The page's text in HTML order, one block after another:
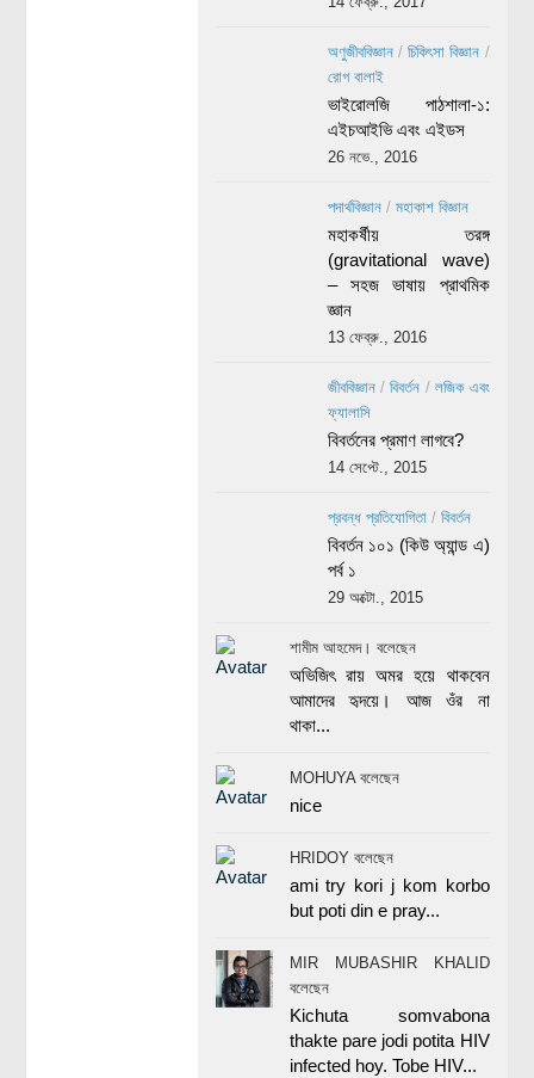
অণুজীববিজ্ঞান/চিকিৎসা বিজ্ঞান /
রোগ বালাই
ভাইরোলজি পাঠশালা-১:
এইচআইভি এবং এইডস
26 নভে., 2016
পদার্থবিজ্ঞান/ মহাকাশ বিজ্ঞান
মহাকর্ষীয় তরঙ্গ
(gravitational wave)
– সহজ ভাষায় প্রাথমিক
জ্ঞান
13 ফেব্রু., 2016
জীববিজ্ঞান/বিবর্তন /লজিক এবং
ফ্যালাসি
বিবর্তনের প্রমাণ লাগবে?
14 সেপ্টে., 2015
প্রবন্ধ প্রতিযোগিতা/ বিবর্তন
বিবর্তন ১০১ (কিউ অ্যান্ড এ)
পর্ব ১
29 অক্টো., 2015
শামীম আহমেদ। বলেছেন
অভিজিৎ রায় অমর হয়ে থাকবেন
আমাদের হৃদয়ে। আজ ওঁর না
থাকা...
MOHUYA বলেছেন
nice
HRIDOY বলেছেন
ami try kori j kom korbo
but poti din e pray...
MIR MUBASHIR KHALID
বলেছেন
Kichuta somvabona
thakte pare jodi potita HIV
infected hoy. Tobe HIV...